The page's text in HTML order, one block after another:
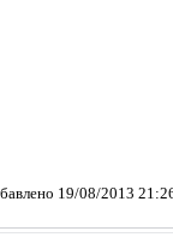
19/08/2013